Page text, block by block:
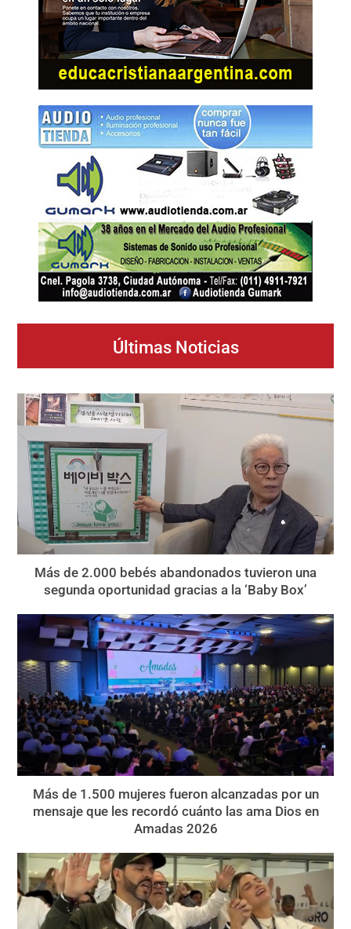
Últimas Noticias
Más de 2.000 bebés abandonados tuvieron una
segunda oportunidad gracias a la ‘Baby Box’
Más de 1.500 mujeres fueron alcanzadas por un
mensaje que les recordó cuánto las ama Dios en
Amadas 2026